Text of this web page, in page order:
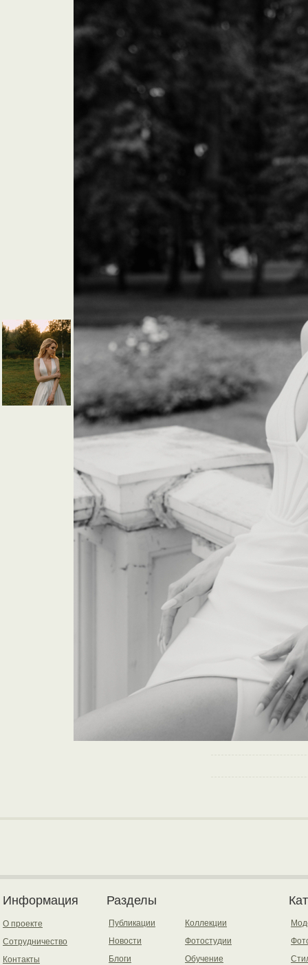
Информация
О проекте
Сотрудничество
Контакты
Разделы
Публикации
Новости
Блоги
Коллекции
Фотостудии
Обучение